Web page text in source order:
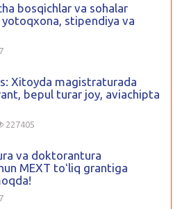
bosqichlar va sohalar
yotoqxona, stipendiya va
Xitoyda magistraturada
bepul turar joy, aviachipta
227405
va doktorantura
MEXT toʻliq grantiga